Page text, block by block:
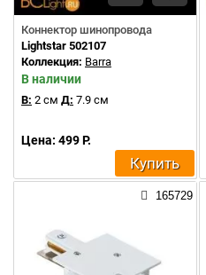
Коннектор шинопровода
Lightstar 502107
Коллекция: Barra
В наличии
В: 2 см Д: 7.9 см
Цена: 499 Р.
Купить
165729